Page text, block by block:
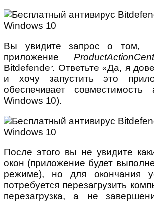
Вы увидите запрос о том,
приложение
Bitdefender. Ответьте «Да, я
и хочу запустить это
обеспечивает совместимость
Windows 10).
После этого вы не увидите
окон (приложение будет
режиме), но для окончания
потребуется перезагрузить
перезагрузка, а не